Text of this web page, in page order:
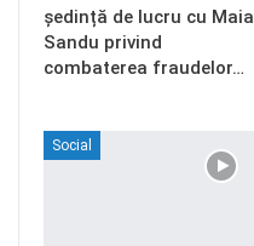
ședință de lucru cu Maia
Sandu privind
combaterea fraudelor…
Social